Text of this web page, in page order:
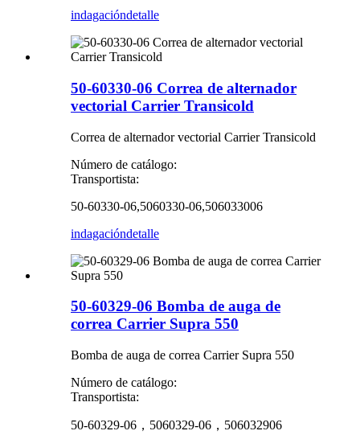
indagacióndetalle
50-60330-06 Correa de alternador
vectorial Carrier Transicold
Correa de alternador vectorial Carrier Transicold
Número de catálogo:
Transportista:
50-60330-06,5060330-06,506033006
indagacióndetalle
50-60329-06 Bomba de auga de
correa Carrier Supra 550
Bomba de auga de correa Carrier Supra 550
Número de catálogo:
Transportista:
50-60329-06，5060329-06，506032906